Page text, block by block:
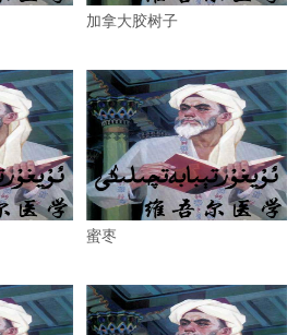
加拿大胶树子
蜜枣